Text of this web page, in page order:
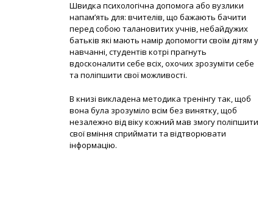
Швидка психологічна допомога або вузлики
напам’ять для: вчителів, що бажають бачити
перед собою талановитих учнів, небайдужих
батьків які мають намір допомогти своїм дітям у
навчанні, студентів котрі прагнуть
вдосконалити себе всіх, охочих зрозуміти себе
та поліпшити свої можливості.
В книзі викладена методика тренінгу так, щоб
вона була зрозуміло всім без винятку, щоб
незалежно від віку кожний мав змогу поліпшити
свої вміння сприймати та відтворювати
інформацію.